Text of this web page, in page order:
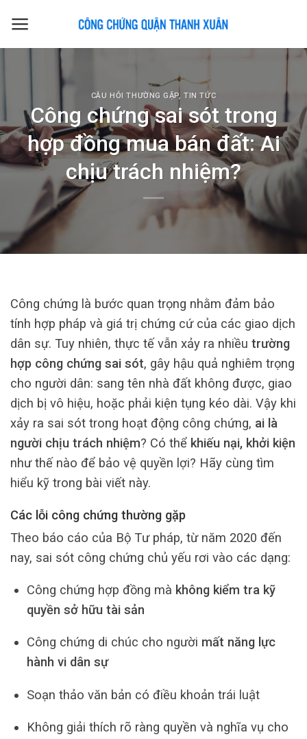
CÂU HỎI THƯỜNG GẶP,TIN TỨC
Công chứng sai sót trong
hợp đồng mua bán đất: Ai
chịu trách nhiệm?
Công chứng là bước quan trọng nhằm đảm bảo
tính hợp pháp và giá trị chứng cứ của các giao dịch
dân sự. Tuy nhiên, thực tế vẫn xảy ra nhiều trường
hợp công chứng sai sót, gây hậu quả nghiêm trọng
cho người dân: sang tên nhà đất không được, giao
dịch bị vô hiệu, hoặc phải kiện tụng kéo dài. Vậy khi
xảy ra sai sót trong hoạt động công chứng, ai là
người chịu trách nhiệm? Có thể khiếu nại, khởi kiện
như thế nào để bảo vệ quyền lợi? Hãy cùng tìm
hiểu kỹ trong bài viết này.
Các lỗi công chứng thường gặp
Theo báo cáo của Bộ Tư pháp, từ năm 2020 đến
nay, sai sót công chứng chủ yếu rơi vào các dạng:
Công chứng hợp đồng mà không kiểm tra kỹ
quyền sở hữu tài sản
Công chứng di chúc cho người mất năng lực
hành vi dân sự
Soạn thảo văn bản có điều khoản trái luật
Không giải thích rõ ràng quyền và nghĩa vụ cho